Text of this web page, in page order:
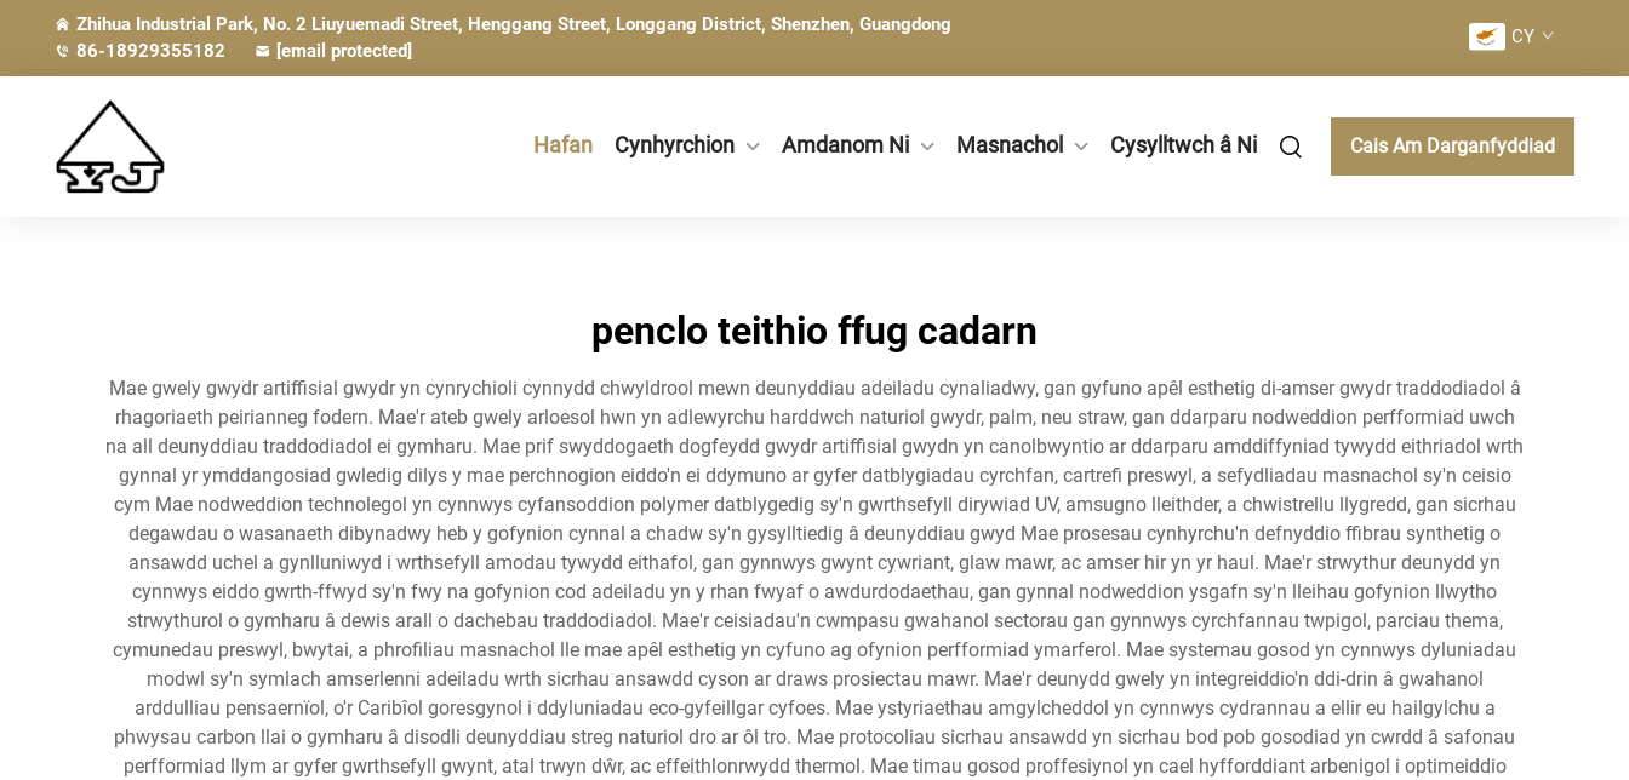
Zhihua Industrial Park, No. 2 Liuyuemadi Street, Henggang Street, Longgang District, Shenzhen, Guangdong
86-18929355182
[email protected]
CY
Hafan Cynhyrchion Amdanom Ni Masnachol Cysylltwch â Ni Cais Am Darganfyddiad
penclo teithio ffug cadarn
Mae gwely gwydr artiffisial gwydr yn cynrychioli cynnydd chwyldrool mewn deunyddiau adeiladu cynaliadwy, gan gyfuno apêl esthetig di-amser gwydr traddodiadol â
rhagoriaeth peirianneg fodern. Mae'r ateb gwely arloesol hwn yn adlewyrchu harddwch naturiol gwydr, palm, neu straw, gan ddarparu nodweddion perfformiad uwch
na all deunyddiau traddodiadol ei gymharu. Mae prif swyddogaeth dogfeydd gwydr artiffisial gwydn yn canolbwyntio ar ddarparu amddiffyniad tywydd eithriadol wrth
gynnal yr ymddangosiad gwledig dilys y mae perchnogion eiddo'n ei ddymuno ar gyfer datblygiadau cyrchfan, cartrefi preswyl, a sefydliadau masnachol sy'n ceisio
cym Mae nodweddion technolegol yn cynnwys cyfansoddion polymer datblygedig sy'n gwrthsefyll dirywiad UV, amsugno lleithder, a chwistrellu llygredd, gan sicrhau
degawdau o wasanaeth dibynadwy heb y gofynion cynnal a chadw sy'n gysylltiedig â deunyddiau gwyd Mae prosesau cynhyrchu'n defnyddio ffibrau synthetig o
ansawdd uchel a gynlluniwyd i wrthsefyll amodau tywydd eithafol, gan gynnwys gwynt cywriant, glaw mawr, ac amser hir yn yr haul. Mae'r strwythur deunydd yn
cynnwys eiddo gwrth-ffwyd sy'n fwy na gofynion cod adeiladu yn y rhan fwyaf o awdurdodaethau, gan gynnal nodweddion ysgafn sy'n lleihau gofynion llwytho
strwythurol o gymharu â dewis arall o dachebau traddodiadol. Mae'r ceisiadau'n cwmpasu gwahanol sectorau gan gynnwys cyrchfannau twpigol, parciau thema,
cymunedau preswyl, bwytai, a phrofiliau masnachol lle mae apêl esthetig yn cyfuno ag ofynion perfformiad ymarferol. Mae systemau gosod yn cynnwys dyluniadau
modwl sy'n symlach amserlenni adeiladu wrth sicrhau ansawdd cyson ar draws prosiectau mawr. Mae'r deunydd gwely yn integreiddio'n ddi-drin â gwahanol
arddulliau pensaernïol, o'r Caribîol goresgynol i ddyluniadau eco-gyfeillgar cyfoes. Mae ystyriaethau amgylcheddol yn cynnwys cydrannau a ellir eu hailgylchu a
phwysau carbon llai o gymharu â disodli deunyddiau streg naturiol dro ar ôl tro. Mae protocoliau sicrhau ansawdd yn sicrhau bod pob gosodiad yn cwrdd â safonau
perfformiad llym ar gyfer gwrthsefyll gwynt, atal trwyn dŵr, ac effeithlonrwydd thermol. Mae timau gosod proffesiynol yn cael hyfforddiant arbenigol i optimeiddio